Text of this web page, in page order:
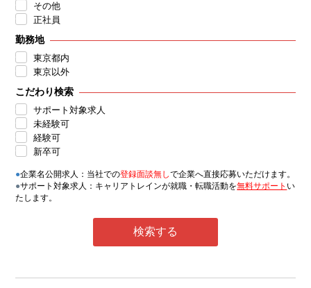
その他
正社員
勤務地
東京都内
東京以外
こだわり検索
サポート対象求人
未経験可
経験可
新卒可
●企業名公開求人：当社での登録面談無しで企業へ直接応募いただけます。
●サポート対象求人：キャリアトレインが就職・転職活動を無料サポート い
たします。